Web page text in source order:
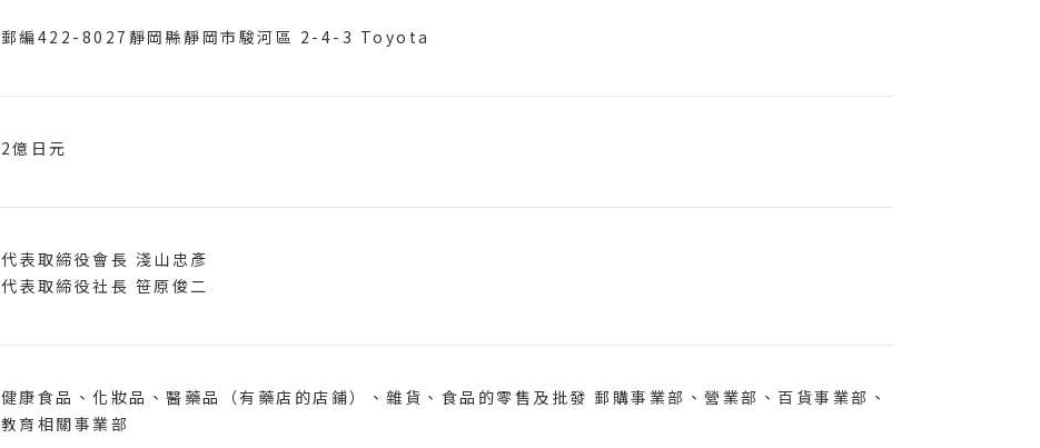
郵編422-8027靜岡縣靜岡市駿河區 2-4-3 Toyota
2億日元
代表取締役會長 淺山忠彥
代表取締役社長 笹原俊二
健康食品、化妝品、醫藥品（有藥店的店鋪）、雜貨、食品的零售及批發 郵購事業部、營業部、百貨事業部、
教育相關事業部